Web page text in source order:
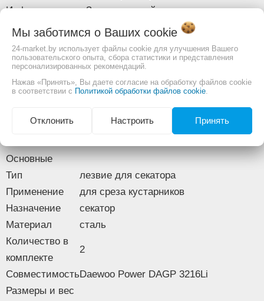
Информация
- Замена лезвий производится
быстро и легко, что позволяет
поддерживать секатор в отличном
состоянии.
- Комплект включает в себя две
лезвия для полной замены и
обеспечения эффективной работы
секатора.
Основные
Тип
лезвие для секатора
Применение
для среза кустарников
Назначение
секатор
Материал
сталь
Количество в
комплекте
2
СовместимостьDaewoo Power DAGP 3216Li
Размеры и вес
Мы заботимся о Ваших cookie
24-market.by использует файлы cookie для улучшения Вашего
пользовательского опыта, сбора статистики и представления
персонализированных рекомендаций.
Нажав «Принять», Вы даете согласие на обработку файлов cookie
в соответствии с Политикой обработки файлов cookie
Отклонить Настроить Принять